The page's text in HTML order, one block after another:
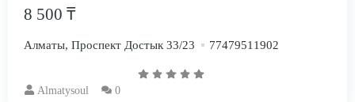
8 500 ₸
Алматы, Проспект Достык 33/23 77479511902
Almatysoul 0